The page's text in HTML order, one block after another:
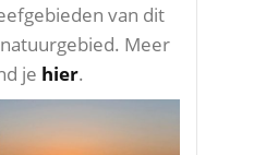
van dit
Meer
je hier.